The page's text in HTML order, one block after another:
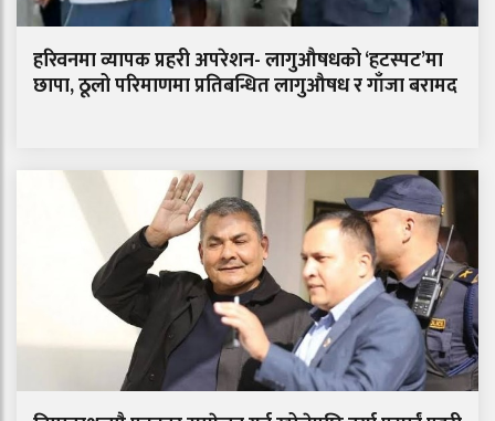
हरिवनमा व्यापक प्रहरी अपरेशन- लागुऔषधको ‘हटस्पट’मा
छापा, ठूलो परिमाणमा प्रतिबन्धित लागुऔषध र गाँजा बरामद